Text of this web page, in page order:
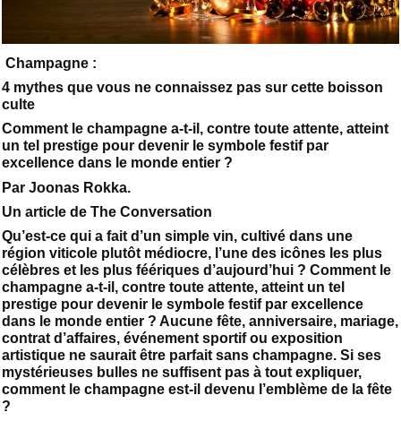
Champagne :
4 mythes que vous ne connaissez pas sur cette boisson
culte
Comment le champagne a-t-il, contre toute attente, atteint
un tel prestige pour devenir le symbole festif par
excellence dans le monde entier ?
Par Joonas Rokka.
Un article de The Conversation
Qu’est-ce qui a fait d’un simple vin, cultivé dans une
région viticole plutôt médiocre, l’une des icônes les plus
célèbres et les plus féériques d’aujourd’hui ? Comment le
champagne a-t-il, contre toute attente, atteint un tel
prestige pour devenir le symbole festif par excellence
dans le monde entier ? Aucune fête, anniversaire, mariage,
contrat d’affaires, événement sportif ou exposition
artistique ne saurait être parfait sans champagne. Si ses
mystérieuses bulles ne suffisent pas à tout expliquer,
comment le champagne est-il devenu l’emblème de la fête
?